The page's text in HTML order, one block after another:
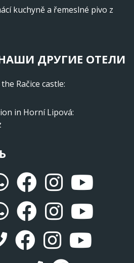
kuchyně a řemeslné pivo z
ДРУГИЕ ОТЕЛИ
Račice castle:
in Horní Lipová: